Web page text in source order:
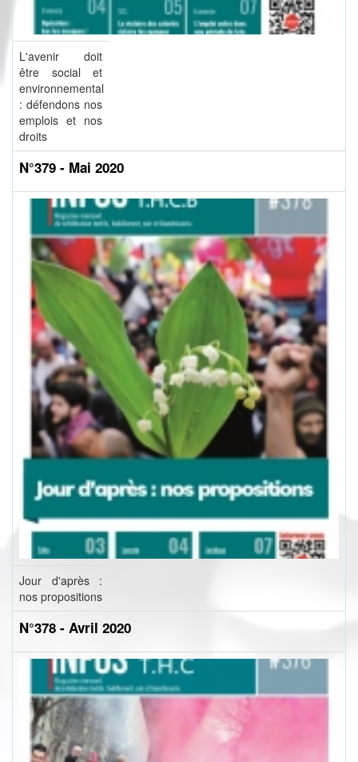
L'avenir doit
être social et
environnemental
: défendons nos
emplois et nos
droits
N°379 - Mai 2020
Jour d'après :
nos propositions
N°378 - Avril 2020